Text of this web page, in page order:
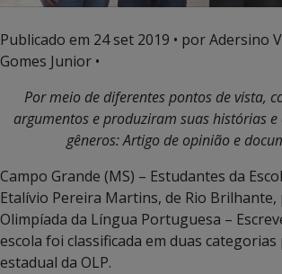
Publicado em 24 set 2019 • por Adersino
Gomes Junior •
Por meio de diferentes pontos de vista,
argumentos e produziram suas histórias
gêneros: Artigo de opinião e
Campo Grande (MS) – Estudantes da
Etalívio Pereira Martins, de Rio Brilhante,
Olimpíada da Língua Portuguesa –
escola foi classificada em duas
estadual da OLP.